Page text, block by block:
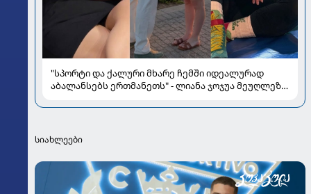
"სპორტი და ქალური მხარე ჩემში იდეალურად
აბალანსებს ერთმანეთს" - ლიანა ჯოჯუა მეუღლეზე,
სიახლეები